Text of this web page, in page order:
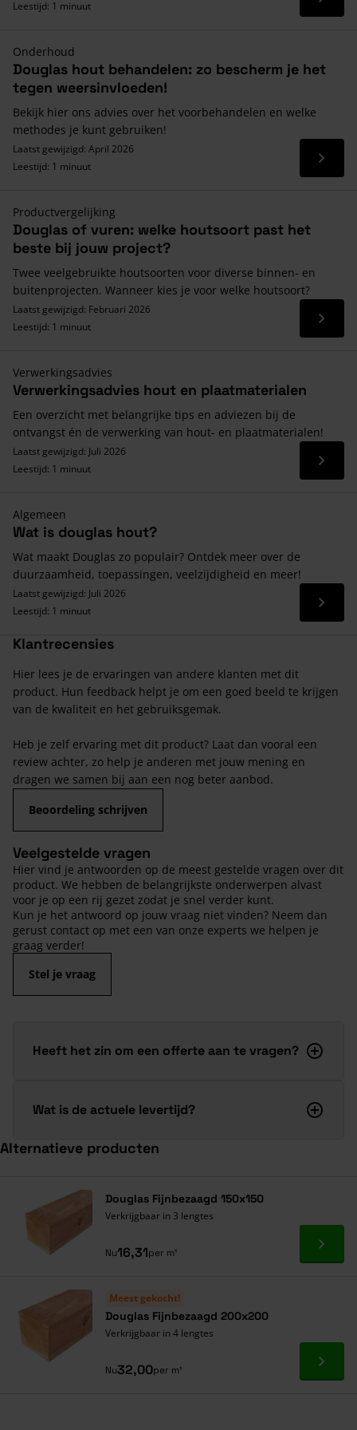
Leestijd: 1 minuut
Lees
Onderhoud
Douglas hout behandelen: zo bescherm je het
tegen weersinvloeden!
Bekijk hier ons advies over het voorbehandelen en welke
methodes je kunt gebruiken!
Laatst gewijzigd: April 2026
Leestijd: 1 minuut
Lees
Productvergelijking
Douglas of vuren: welke houtsoort past het
beste bij jouw project?
Twee veelgebruikte houtsoorten voor diverse binnen- en
buitenprojecten. Wanneer kies je voor welke houtsoort?
Laatst gewijzigd: Februari 2026
Leestijd: 1 minuut
Lees
Verwerkingsadvies
Verwerkingsadvies hout en plaatmaterialen
Een overzicht met belangrijke tips en adviezen bij de
ontvangst én de verwerking van hout- en plaatmaterialen!
Laatst gewijzigd: Juli 2026
Leestijd: 1 minuut
Lees
Algemeen
Wat is douglas hout?
Wat maakt Douglas zo populair? Ontdek meer over de
duurzaamheid, toepassingen, veelzijdigheid en meer!
Laatst gewijzigd: Juli 2026
Leestijd: 1 minuut
Lees
Klantrecensies
Hier lees je de ervaringen van andere klanten met dit
product. Hun feedback helpt je om een goed beeld te krijgen
van de kwaliteit en het gebruiksgemak.
Heb je zelf ervaring met dit product? Laat dan vooral een
review achter, zo help je anderen met jouw mening en
dragen we samen bij aan een nog beter aanbod.
Beoordeling schrijven
Veelgestelde vragen
Hier vind je antwoorden op de meest gestelde vragen over dit
product. We hebben de belangrijkste onderwerpen alvast
voor je op een rij gezet zodat je snel verder kunt.
Kun je het antwoord op jouw vraag niet vinden? Neem dan
gerust contact op met een van onze experts we helpen je
graag verder!
Stel je vraag
Heeft het zin om een offerte aan te vragen?
Wat is de actuele levertijd?
Alternatieve producten
Douglas Fijnbezaagd 150x150
Verkrijgbaar in 3 lengtes
Nu16,31per m¹ Ga
Meest gekocht!
Douglas Fijnbezaagd 200x200
Verkrijgbaar in 4 lengtes
Nu32,00per m¹ Ga